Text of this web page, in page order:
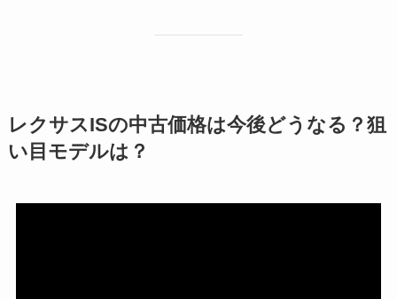
レクサスISの中古価格は今後どうなる？狙
い目モデルは？